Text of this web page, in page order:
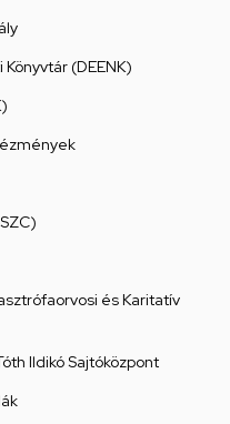
(DEENK)
és Karitatív
Ildikó Sajtóközpont